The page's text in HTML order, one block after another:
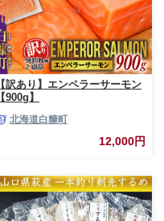
【訳あり】エンペラーサーモン
【900g】
北海道白糠町
12,000円